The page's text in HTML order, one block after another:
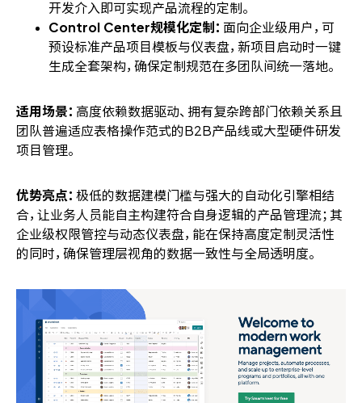
开发介入即可实现产品流程的定制。
Control Center规模化定制： 面向企业级用户，可
预设标准产品项目模板与仪表盘，新项目启动时一键
生成全套架构，确保定制规范在多团队间统一落地。
适用场景： 高度依赖数据驱动、拥有复杂跨部门依赖关系且
团队普遍适应表格操作范式的B2B产品线或大型硬件研发
项目管理。
优势亮点： 极低的数据建模门槛与强大的自动化引擎相结
合，让业务人员能自主构建符合自身逻辑的产品管理流；其
企业级权限管控与动态仪表盘，能在保持高度定制灵活性
的同时，确保管理层视角的数据一致性与全局透明度。